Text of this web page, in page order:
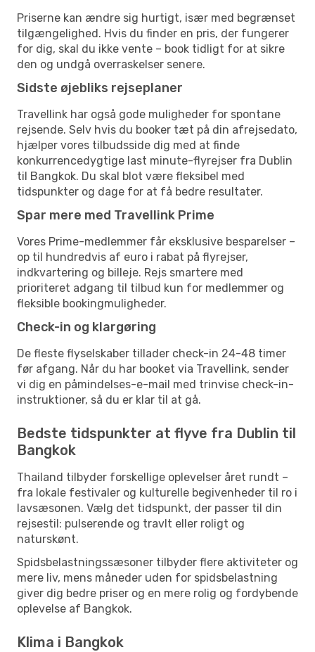
Priserne kan ændre sig hurtigt, især med begrænset
tilgængelighed. Hvis du finder en pris, der fungerer
for dig, skal du ikke vente – book tidligt for at sikre
den og undgå overraskelser senere.
Sidste øjebliks rejseplaner
Travellink har også gode muligheder for spontane
rejsende. Selv hvis du booker tæt på din afrejsedato,
hjælper vores tilbudsside dig med at finde
konkurrencedygtige last minute-flyrejser fra Dublin
til Bangkok. Du skal blot være fleksibel med
tidspunkter og dage for at få bedre resultater.
Spar mere med Travellink Prime
Vores Prime-medlemmer får eksklusive besparelser –
op til hundredvis af euro i rabat på flyrejser,
indkvartering og billeje. Rejs smartere med
prioriteret adgang til tilbud kun for medlemmer og
fleksible bookingmuligheder.
Check-in og klargøring
De fleste flyselskaber tillader check-in 24-48 timer
før afgang. Når du har booket via Travellink, sender
vi dig en påmindelses-e-mail med trinvise check-in-
instruktioner, så du er klar til at gå.
Bedste tidspunkter at flyve fra Dublin til
Bangkok
Thailand tilbyder forskellige oplevelser året rundt –
fra lokale festivaler og kulturelle begivenheder til ro i
lavsæsonen. Vælg det tidspunkt, der passer til din
rejsestil: pulserende og travlt eller roligt og
naturskønt.
Spidsbelastningssæsoner tilbyder flere aktiviteter og
mere liv, mens måneder uden for spidsbelastning
giver dig bedre priser og en mere rolig og fordybende
oplevelse af Bangkok.
Klima i Bangkok